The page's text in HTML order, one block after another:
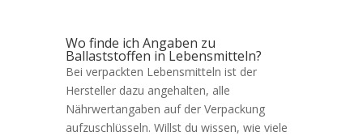
Wo finde ich Angaben zu
Ballaststoffen in Lebensmitteln?
Bei verpackten Lebensmitteln ist der
Hersteller dazu angehalten, alle
Nährwertangaben auf der Verpackung
aufzuschlüsseln. Willst du wissen, wie viele